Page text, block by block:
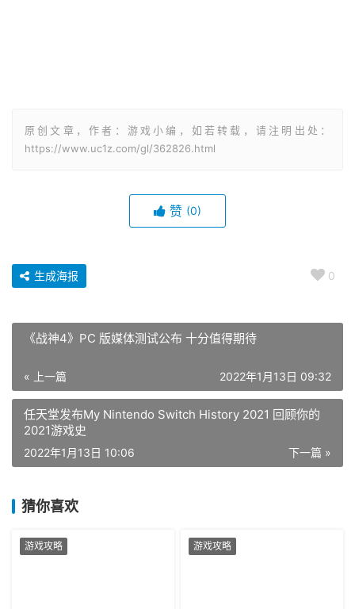
原创文章，作者：游戏小编，如若转载，请注明出处：
https://www.uc1z.com/gl/362826.html
赞 (0)
0
生成海报
《战神4》PC 版媒体测试公布 十分值得期待
« 上一篇 2022年1月13日 09:32
任天堂发布My Nintendo Switch History 2021 回顾你的
2021游戏史
下一篇 »
2022年1月13日 10:06
猜你喜欢
游戏攻略 游戏攻略